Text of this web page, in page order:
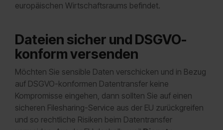
europäischen Wirtschaftsraums befindet.
Dateien sicher und DSGVO-
konform versenden
Möchten Sie sensible Daten verschicken und in Bezug
auf DSGVO-konformen Datentransfer keine
Kompromisse eingehen, dann sollten Sie auf einen
sicheren Filesharing-Service aus der EU zurückgreifen
und so rechtliche Risiken beim Datentransfer